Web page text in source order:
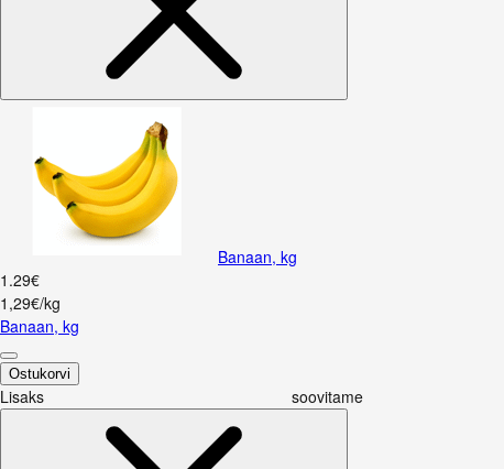
Banaan, kg
1 .29€
1,29€/kg
Banaan, kg
Ostukorvi
Lisaks soovitame